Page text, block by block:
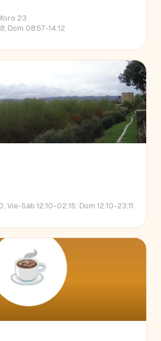
23
Dom 08:57-14:12
Sáb 12:10-02:15; Dom 12:10-23:11